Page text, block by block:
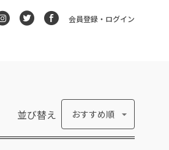
会員登録・ログイン
並び替え おすすめ順